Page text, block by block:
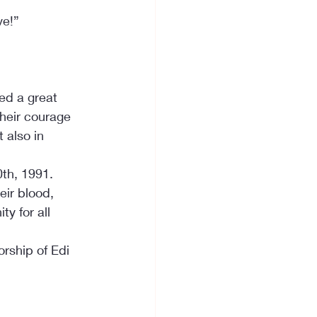
a great
courage
also in
1991.
blood,
for all
of Edi